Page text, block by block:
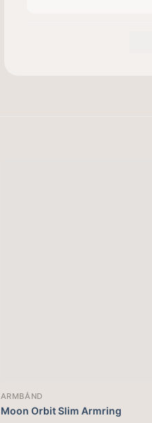
ARMBÅND
Moon Orbit Slim Armring